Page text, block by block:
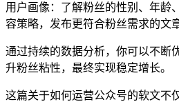
用户画像：了解粉丝的性别、年龄
容策略，发布更符合粉丝需求的文章
通过持续的数据分析，你可以不断
升粉丝粘性，最终实现稳定增长。
这篇关于如何运营公众号的软文不